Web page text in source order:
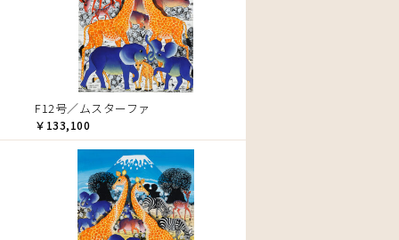
F12号／ムスターファ
￥133,100